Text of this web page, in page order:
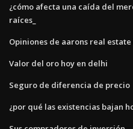
¿cómo afecta una caída del
raíces_
Opiniones de aarons real
Valor del oro hoy en delhi
Seguro de diferencia de precio
¿por qué las existencias bajan